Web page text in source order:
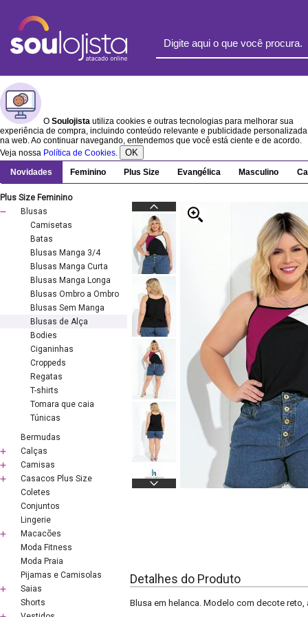
O Soulojista utiliza cookies e outras tecnologias para melhorar sua
experiência de compra, incluindo conteúdo relevante e publicidade personalizada
na web. Ao continuar navegando, entendemos que você está ciente e de acordo.
Veja nossa Política de Cookies. OK
Novidades Feminino Plus Size Evangélica Masculino
Plus Size Feminino
Blusas
Camisetas
Batas
Blusas Manga 3/4
Blusas Manga Curta
Blusas Manga Longa
Blusas Ombro a Ombro
Blusas Sem Manga
Blusas de Alça
Bodies
Ciganinhas
Croppeds
Regatas
T-shirts
Tomara que caia
Túnicas
Bermudas
Calças
Camisas
Casacos Plus Size
Coletes
Conjuntos
Lingerie
Macacões
Moda Fitness
Moda Praia
Pijamas e Camisolas
Saias
Shorts
Detalhes do Produto
Blusa em helanca. Modelo com decote